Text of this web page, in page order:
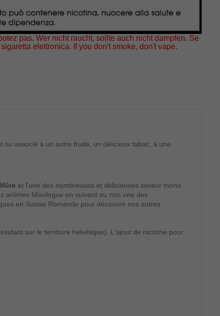
pas. Wer nicht raucht, sollte auch nicht dampfen. Se
elettronica. If you don't smoke, don't vape.
ou associé à un autre fruité, un délicieux tabac, à une
et l'une des nombreuses et délicieuses saveur mono
arômes Mixologue en suivant ou non une des
en Suisse Romande pour découvrir nos autres
sur le territoire helvétique). L'ajout de nicotine pour